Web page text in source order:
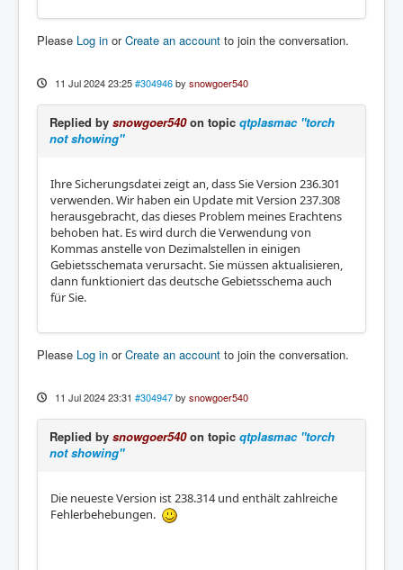
Please Log in orCreate an account to join the conversation.
11 Jul 2024 23:25 #304946 by snowgoer540
Replied by snowgoer540on topic qtplasmac "torch
not showing"
Ihre Sicherungsdatei zeigt an, dass Sie Version 236.301
verwenden. Wir haben ein Update mit Version 237.308
herausgebracht, das dieses Problem meines Erachtens
behoben hat. Es wird durch die Verwendung von
Kommas anstelle von Dezimalstellen in einigen
Gebietsschemata verursacht. Sie müssen aktualisieren,
dann funktioniert das deutsche Gebietsschema auch
für Sie.
Please Log in orCreate an account to join the conversation.
11 Jul 2024 23:31 #304947 by snowgoer540
Replied by snowgoer540on topic qtplasmac "torch
not showing"
Die neueste Version ist 238.314 und enthält zahlreiche
Fehlerbehebungen.